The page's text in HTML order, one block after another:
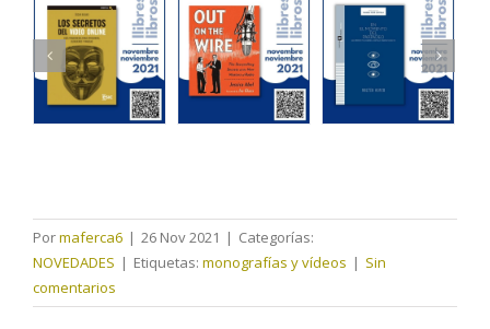
Pormaferca6 | 26 Nov 2021 | Categorías:
NOVEDADES | Etiquetas: monografías y vídeos | Sin
comentarios